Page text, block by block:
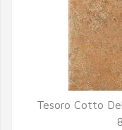
Tesoro Cotto